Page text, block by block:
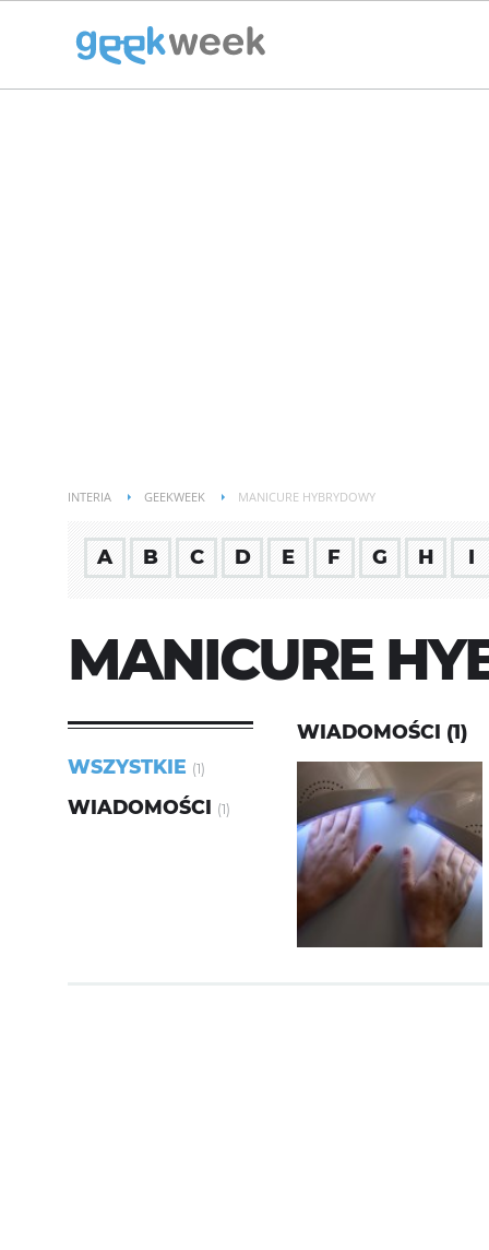
INTERIA GEEKWEEK MANICURE HYBRYDOWY
A B C D E F G H I
MANICURE
WSZYSTKIE (1)
WIADOMOŚCI (1)
WIADOMOŚCI (1)